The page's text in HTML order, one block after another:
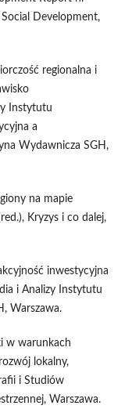
Development,
regionalna i
Instytutu
a
Wydawnicza SGH,
na mapie
Kryzys i co dalej,
inwestycyjna
i Analizy Instytutu
Warszawa.
w warunkach
lokalny,
i Studiów
Warszawa.